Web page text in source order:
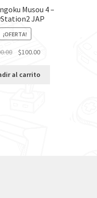
Musou 4 –
JAP
¡OFERTA!
Original
was:
$100.00Current
is:
al carrito